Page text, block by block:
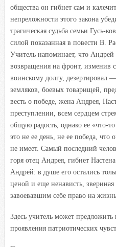
общества он гибнет сам и
непреложности этого закона
трагическая судьба семьи Гусь-
силой показанная в повести В.
Учитель напоминает, что Андрей
возвращения на фронт, изменив
воинскому долгу, дезертировал
земляков, боевых товарищей,
весть о победе, жена Андрея,
преступлении, всем сердцем
общую радость, однако ее «что-
это не ее день, не ее победа, что
не имеет. Самый последний
горя отец Андрея, гибнет
Андрей: в душе его остались
ценой и еще ненависть,
завоевавшим себе право на
Здесь учитель может предложить
проявления патриотических